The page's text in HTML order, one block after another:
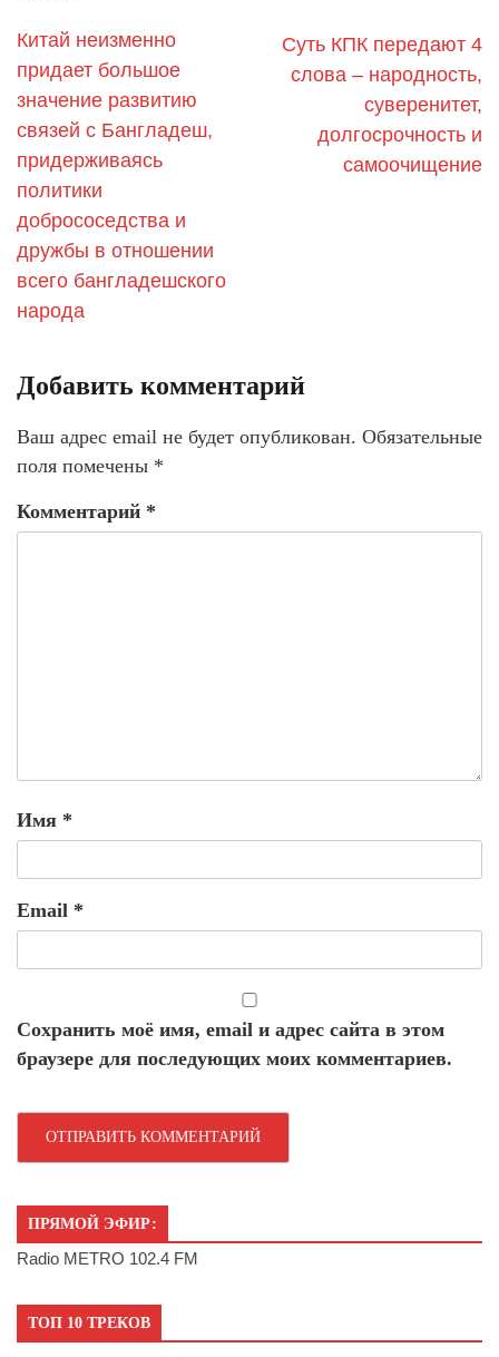
Китай неизменно
придает большое
значение развитию
связей с Бангладеш,
придерживаясь
политики
добрососедства и
дружбы в отношении
всего бангладешского
народа
Суть КПК передают 4
слова – народность,
суверенитет,
долгосрочность и
самоочищение
Добавить комментарий
Ваш адрес email не будет опубликован. Обязательные
поля помечены *
Комментарий *
Имя *
Email *
Сохранить моё имя, email и адрес сайта в этом
браузере для последующих моих комментариев.
ПРЯМОЙ ЭФИР:
Radio METRO 102.4 FM
ТОП 10 ТРЕКОВ